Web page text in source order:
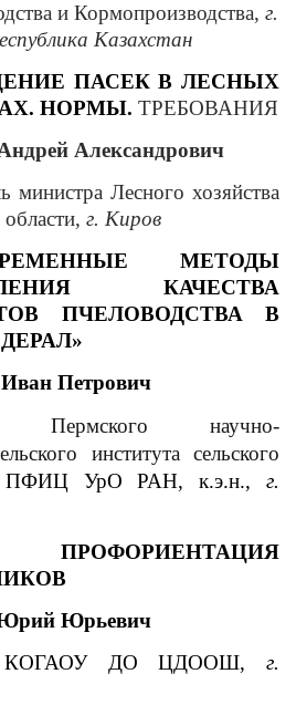
и Кормопроизводства, г.
Казахстан
ПАСЕК В ЛЕСНЫХ
НОРМЫ. ТРЕБОВАНИЯ
Александрович
министра Лесного хозяйства
г. Киров
МЕТОДЫ
КАЧЕСТВА
ПЧЕЛОВОДСТВА В
Петрович
Пермского научно-
института сельского
ПФИЦ УрО РАН, к.э.н.,г.
ПРОФОРИЕНТАЦИЯ
Юрьевич
КОГАОУ ДО ЦДООШ, г.